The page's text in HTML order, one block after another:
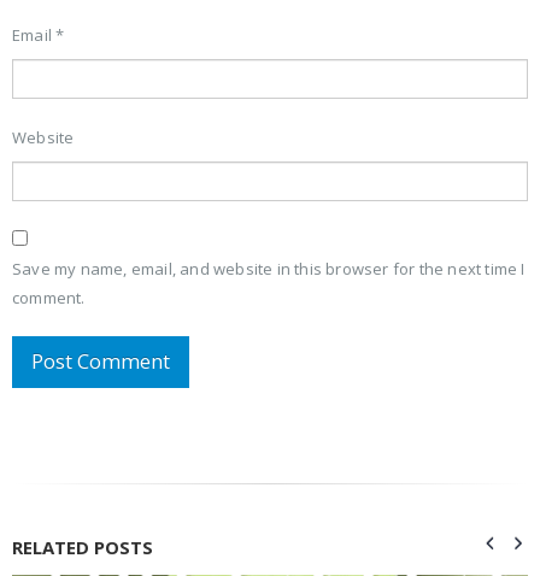
Email*
Website
Save my name, email, and website in this browser for the next time I
comment.
RELATED POSTS